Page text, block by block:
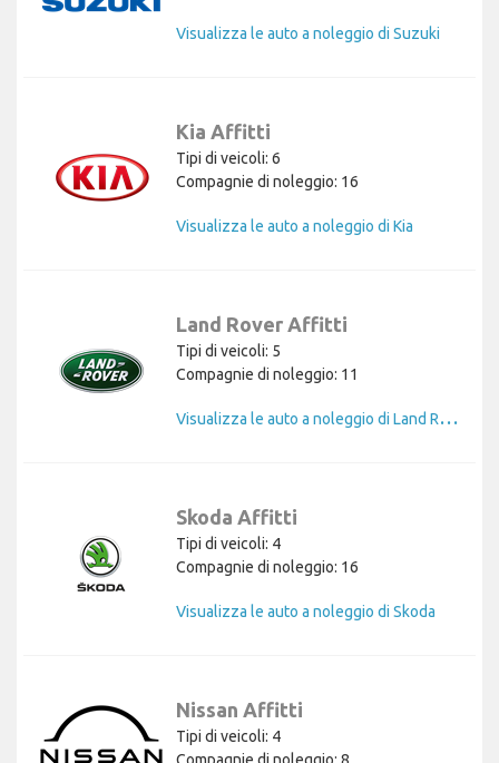
Visualizza le auto a noleggio di Suzuki
Kia Affitti
Tipi di veicoli: 6
Compagnie di noleggio: 16
Visualizza le auto a noleggio di Kia
Land Rover Affitti
Tipi di veicoli: 5
Compagnie di noleggio: 11
V
isualizza le auto a noleggio di Land Rover
Skoda Affitti
Tipi di veicoli: 4
Compagnie di noleggio: 16
Visualizza le auto a noleggio di Skoda
Nissan Affitti
Tipi di veicoli: 4